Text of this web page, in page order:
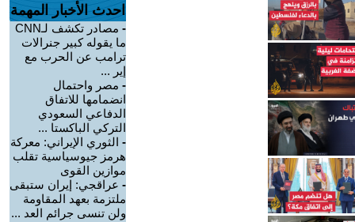
احدث الأخبار المهمة
-
مصادر تكشف لـCNN
ما يقوله كبير جنرالات
ترامب عن الحرب مع
إير ...
- مصر واحتمال
انضمامها للاتفاق
الدفاعي السعودي
التركي الباكستا ...
- الثوري الإيراني: معركة
هرمز جيوسياسية تقلب
موازين القوى
- عراقجي: إيران ستبقى
ملتزمة بعهد المقاومة
ولن تنسى جرائم العد ...